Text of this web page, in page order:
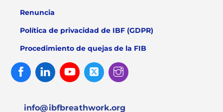
Renuncia
Política de privacidad de IBF (GDPR)
Procedimiento de quejas de la FIB
FacebookLinked
In
Youtube Twitter
info@ibfbreathwork.org